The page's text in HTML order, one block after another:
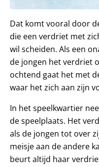
Dat komt vooral door
die een verdriet met
wil scheiden. Als een
de jongen het verdriet
ochtend gaat het met
waar het zich aan zijn
In het speelkwartier
de speelplaats. Het
als de jongen tot over
meisje aan de andere
beurt altijd haar